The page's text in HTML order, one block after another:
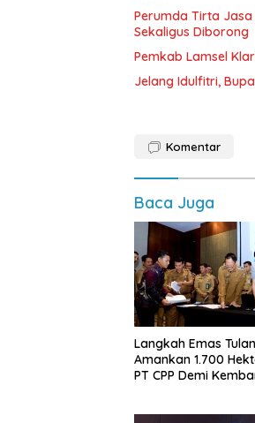
Perumda Tirta Jasa
Sekaligus Diborong
Pemkab Lamsel
Jelang Idulfitri,
Komentar
Baca Juga
Langkah Emas
Amankan 1.700
PT CPP Demi